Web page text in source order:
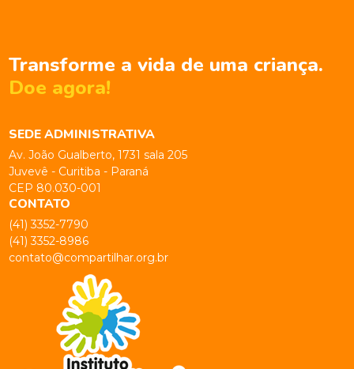
Transforme a vida de uma criança.
Doe agora!
SEDE ADMINISTRATIVA
Av. João Gualberto, 1731 sala 205
Juvevê - Curitiba - Paraná
CEP 80.030-001
CONTATO
(41) 3352-7790
(41) 3352-8986
contato@compartilhar.org.br